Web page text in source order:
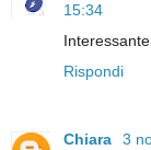
15:34
Interessante.
Rispondi
Chiara
3